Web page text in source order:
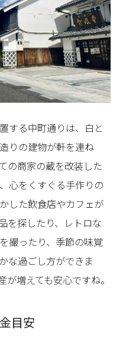
する中町通りは、白と
りの建物が軒を連ね
の商家の蔵を改装した
心をくすぐる手作りの
した飲食店やカフェが
を探したり、レトロな
撮ったり、季節の味覚
な過ごし方ができま
増えても安心ですね。
目安